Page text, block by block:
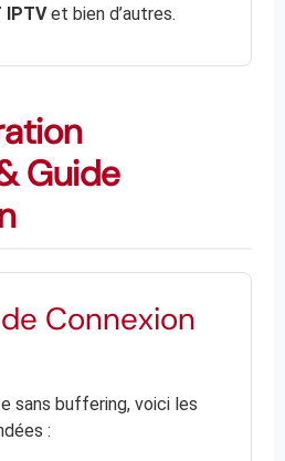
IPTVet bien d’autres.
Guide
Connexion
sans buffering, voici les
: